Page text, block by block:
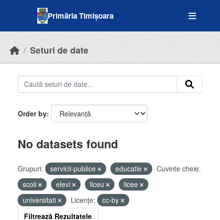
Primăria Timișoara
Seturi de date
Order by
No datasets found
Grupuri: servicii-publice educatie
Cuvinte cheie:
scoli
elevi liceu
licee
universitati
Licenţe:
cc-by
Filtrează Rezultatele